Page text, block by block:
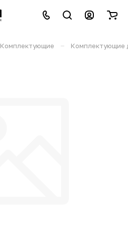
Комплектующие – Комплектующие